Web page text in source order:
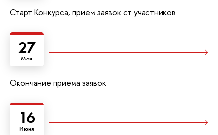
Старт Конкурса, прием заявок от участников
27
Мая
Окончание приема заявок
16
Июня